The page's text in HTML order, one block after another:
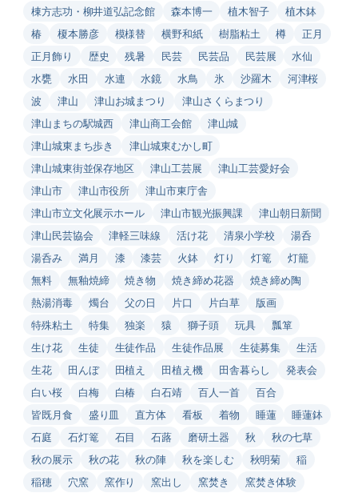
棟方志功・柳井道弘記念館 森本博一 植木智子
植木鉢
椿
榎本勝彦 模様替 横野和紙 樹脂粘土 樽
正月
正月飾り
歴史 残暑 民芸 民芸品 民芸展
水仙
水甕
水田 水連 水鏡 水鳥 氷 沙羅木
河津桜
波
津山 津山お城まつり
津山さくらまつり
津山まちの駅城西
津山商工会館
津山城
津山城東まち歩き
津山城東むかし町
津山城東街並保存地区
津山工芸展
津山工芸愛好会
津山市
津山市役所
津山市東庁舎
津山市立文化展示ホール
津山市観光振興課
津山朝日新聞
津山民芸協会
津軽三味線 活け花 清泉小学校
湯呑
湯呑み
満月 漆 漆芸 火鉢 灯り 灯篭
灯籠
無料
無釉焼締 焼き物 焼き締め花器
焼き締め陶
熱湯消毒
燭台 父の日 片口 片白草
版画
特殊粘土
特集 独楽 猿 獅子頭 玩具
瓢箪
生け花
生徒 生徒作品 生徒作品展 生徒募集
生活
生花
田んぼ 田植え 田植え機 田舎暮らし
発表会
白い桜
白梅 白椿 白石靖 百人一首
百合
皆既月食
盛り皿 直方体 看板 着物 睡蓮
睡蓮鉢
石庭
石灯篭 石目 石蕗 磨研土器 秋
秋の七草
秋の展示
秋の花 秋の陣 秋を楽しむ 秋明菊
稲
稲穂
穴窯 窯作り 窯出し 窯焚き
窯焚き体験